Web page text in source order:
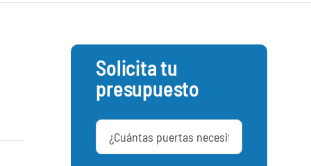
Solicita tu
presupuesto